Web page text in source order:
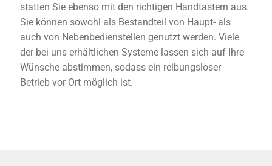
statten Sie ebenso mit den richtigen Handtastern aus.
Sie können sowohl als Bestandteil von Haupt- als
auch von Nebenbedienstellen genutzt werden. Viele
der bei uns erhältlichen Systeme lassen sich auf Ihre
Wünsche abstimmen, sodass ein reibungsloser
Betrieb vor Ort möglich ist.